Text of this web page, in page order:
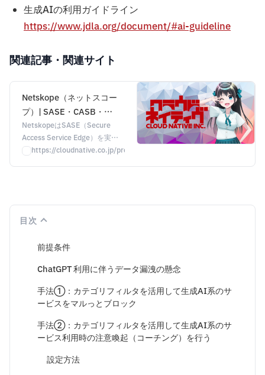
生成AIの利用ガイドライン
https://www.jdla.org/document/#ai-guideline
関連記事・関連サイト
Netskope（ネットスコー
プ）| SASE・CASB・
ZTNAでゼロトラストを実
現
NetskopeはSASE（Secure
Access Service Edge）を実現
するクラウドセキュリティプラ
ドネイティブが導入から運用ま
https://cloudnative.co.jp/product/Netskope
目次
前提条件
ChatGPT 利用に伴うデータ漏洩の懸念
手法①：カテゴリフィルタを活用して生成AI系のサ
ービスをマルっとブロック
手法②：カテゴリフィルタを活用して生成AI系のサ
ービス利用時の注意喚起（コーチング）を行う
設定方法